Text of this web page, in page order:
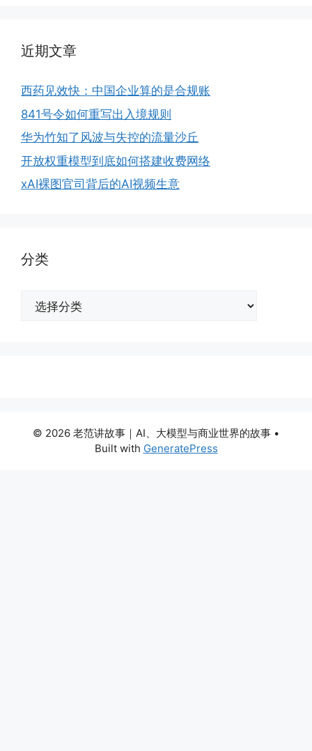
近期文章
西药见效快：中国企业算的是合规账
841号令如何重写出入境规则
华为竹知了风波与失控的流量沙丘
开放权重模型到底如何搭建收费网络
xAI裸图官司背后的AI视频生意
分类
© 2026 老范讲故事｜AI、大模型与商业世界的故事 •
Built with GeneratePress